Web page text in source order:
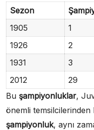
Sezon
1905
1
1926
2
1931
3
2012
29
Bu şampiyonluklar,
önemli temsilcilerinden
şampiyonluk, aynı